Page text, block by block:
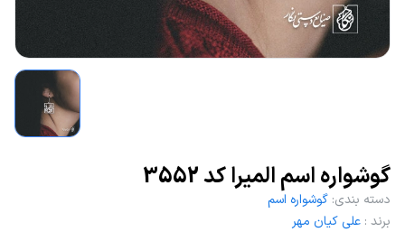
گوشواره اسم المیرا کد 3552
دسته بندی: گوشواره اسم
برند : علی کیان مهر